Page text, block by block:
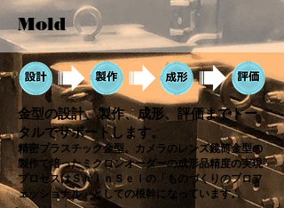
金型の設計、製作、成形、評価までトー
タルでサポートします。
精密プラスチック金型。カメラのレンズ鏡筒金型の
製作で培ったミクロンオーダーの成形品精度の実現
プロセスはＳｈｉｎＳｅｉの「ものづくりのプロフ
ェッショナル」としての根幹になっています。
Mold